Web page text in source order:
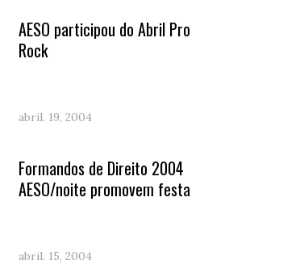
AESO participou do Abril Pro
Rock
abril. 19, 2004
Formandos de Direito 2004
AESO/noite promovem festa
abril. 15, 2004